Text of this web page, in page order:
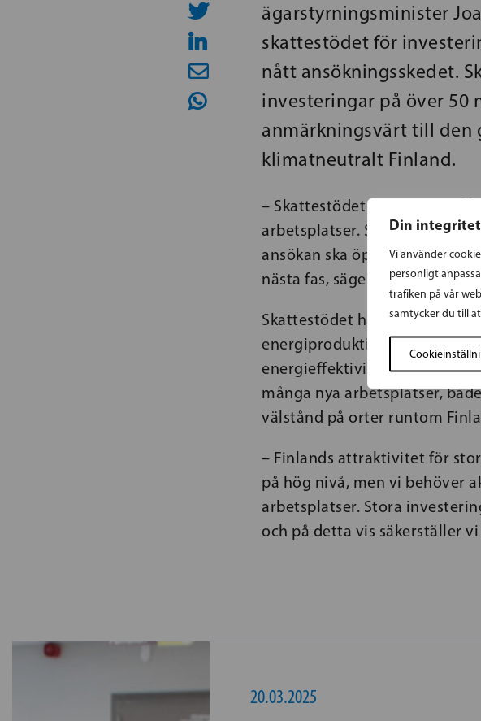
Din
Vi använder
personligt
trafiken på vår
samtycker du till
ägarstyrningsminister
skattestödet för
nått ansökningsskedet.
investeringar på över 50
anmärkningsvärt till den
klimatneutralt Finland.
– Skattestödet förväntas ge
arbetsplatser. Stödbara
ansökan ska öppna och nu
nästa fas, säger Ingo.
Skattestödet har som
energiproduktionen,
energieffektivitetsprojekt. Då
många nya arbetsplatser,
välstånd på orter runtom
– Finlands attraktivitet för
på hög nivå, men vi behöver
arbetsplatser. Stora
och på detta vis säkerställer
20.03.2025